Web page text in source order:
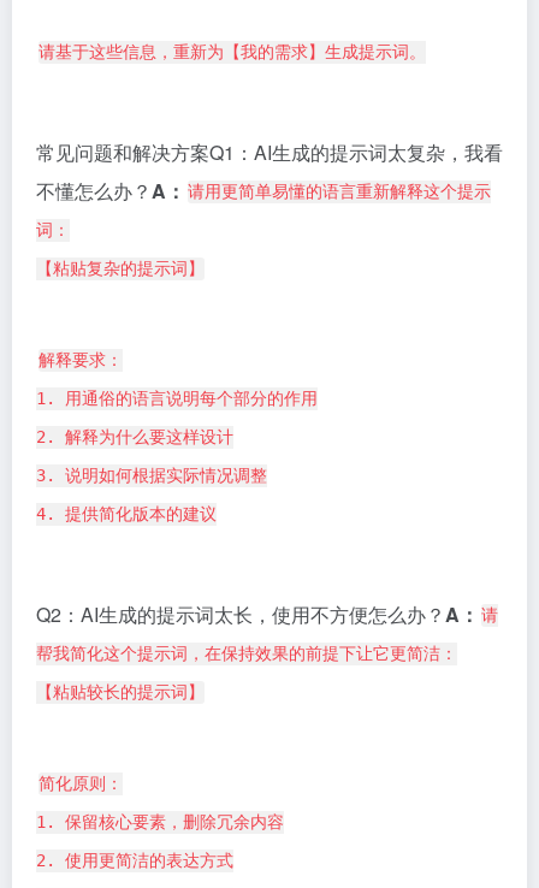
请基于这些信息，重新为【我的需求】生成提示词。
常见问题和解决方案Q1：AI生成的提示词太复杂，我看
不懂怎么办？A： 请用更简单易懂的语言重新解释这个提示
词：
【粘贴复杂的提示词】
解释要求：
1. 用通俗的语言说明每个部分的作用
2. 解释为什么要这样设计
3. 说明如何根据实际情况调整
4. 提供简化版本的建议
Q2：AI生成的提示词太长，使用不方便怎么办？A： 请
帮我简化这个提示词，在保持效果的前提下让它更简洁：
【粘贴较长的提示词】
简化原则：
1. 保留核心要素，删除冗余内容
2. 使用更简洁的表达方式